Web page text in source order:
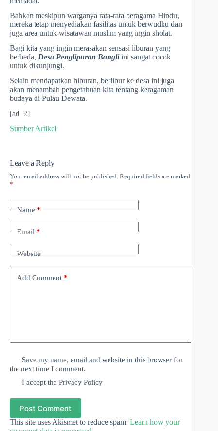
Bahkan meskipun warganya rata-rata beragama Hindu,
mereka tetap menyediakan fasilitas untuk berwudhu dan
juga area untuk wisatawan muslim yang ingin sholat.
Bagi kita yang ingin merasakan sensasi liburan yang
berbeda, Desa Penglipuran Bangliini sangat cocok
untuk dikunjungi.
Selain mendapatkan hiburan, berlibur ke desa ini juga
akan menambah pengetahuan kita tentang keragaman
budaya di Pulau Dewata.
[ad_2]
Sumber Artikel
Leave a Reply
Your email address will not be published. Required fields are marked
*
Name*
Email*
Website
Add Comment *
Save my name, email and website in this browser for
the next time I comment.
I accept thePrivacy Policy
Post Comment
This site uses Akismet to reduce spam. Learn how your